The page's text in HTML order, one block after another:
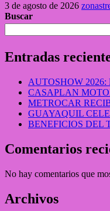
3 de agosto de 2026
Buscar
Entradas
AUTOSHOW
CASAPLAN
METROCAR
GUAYAQUIL
BENEFICIOS DEL
Comentarios
No hay comentarios que
Archivos